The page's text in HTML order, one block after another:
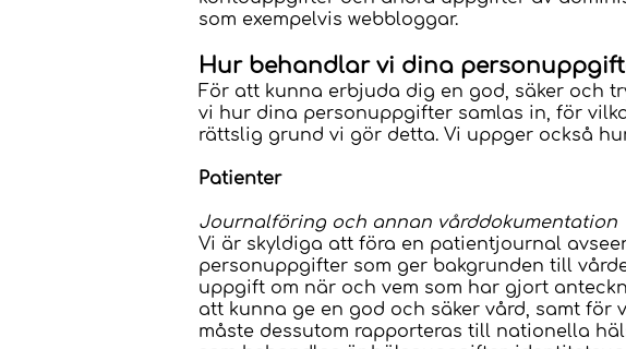
som exempelvis webbloggar.
Hur behandlar vi dina
För att kunna erbjuda dig en god, säker och
vi hur dina personuppgifter samlas in, för
rättslig grund vi gör detta. Vi uppger också
Patienter
Journalföring och annan vårddokumentation
Vi är skyldiga att föra en patientjournal
personuppgifter som ger bakgrunden till
uppgift om när och vem som har gjort
att kunna ge en god och säker vård, samt
måste dessutom rapporteras till nationella